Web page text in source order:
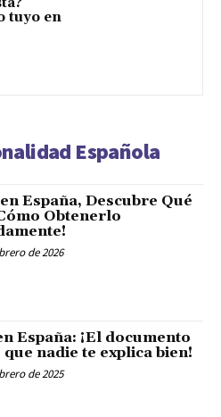
tuyo en
Española
España, Descubre Qué
Obtenerlo
de 2026
España: ¡El documento
que nadie te explica bien!
de 2025